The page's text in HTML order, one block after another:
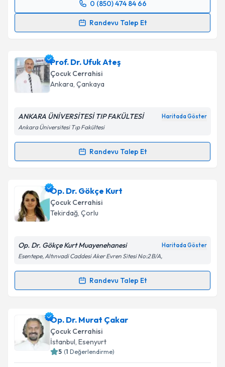
0 (850) 474 84 66
Randevu Talep Et
Randevu Takvimi Talebi
takvim hazırlandığında e-posta ile bilgilendireceğiz.
E-posta Adresiniz
Kişisel verilerimin işlenmesine ilişkin
Metni'ni okudum ve kişisel verilerimin belirtilen
kapsamda işlenmesini kabul ediyorum.
Prof. Dr. Ufuk Ateş
Çocuk Cerrahisi
Ankara, Çankaya
ANKARA ÜNİVERSİTESİ TIP FAKÜLTESİ Haritada Göster
Ankara Üniversitesi Tıp Fakültesi
Randevu Talep Et
Randevu Takvimi Talebi
Prof. Dr. Ufuk Ateşiçin randevu takvimi talebi
oluşturun. Size bu uzmandan randevu almanız için bir
takvim hazırlandığında e-posta ile bilgilendireceğiz.
Kişisel verilerimin işlenmesine ilişkin
Metni'ni okudum ve kişisel verilerimin belirtilen
Takvim Talebini Gönder
Op. Dr. Gökçe Kurt
Çocuk Cerrahisi
Tekirdağ, Çorlu
Op. Dr. Gökçe Kurt Muayenehanesi Haritada Göster
Esentepe, Altınvadi Caddesi Aker Evren Sitesi No:2 B/A,
Randevu Talep Et
Randevu Takvimi Talebi
Op. Dr. Gökçe Kurtiçin randevu takvimi talebi
oluşturun. Size bu uzmandan randevu almanız için bir
takvim hazırlandığında e-posta ile bilgilendireceğiz.
Op. Dr. Murat Çakar
Çocuk Cerrahisi
İstanbul, Esenyurt
5 (1 Değerlendirme)